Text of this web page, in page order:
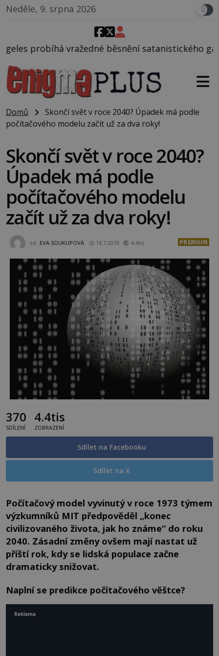
Neděle, 9. srpna 2026
běsnění satanistického gangu vedeného
Domů
Skončí svět v roce 2040? Úpadek má podle
počítačového modelu začít už za dva roky!
Skončí svět v roce 2040?
Úpadek má podle
počítačového modelu
začít už za dva roky!
od EVA SOUKUPOVÁ 16.7.2019 4.4tis PREMIUM
370
SDÍLENÍ
4.4tis
ZOBRAZENÍ
Sdílet na Facebooku
Sdílet na X
Počítačový model vyvinutý v roce 1973 týmem
výzkumníků MIT předpověděl „konec
civilizovaného života, jak ho známe“ do roku
2040. Zásadní změny ovšem mají nastat už
příští rok, kdy se lidská populace začne
dramaticky snižovat.
Naplní se predikce počítačového věštce?
Reklama